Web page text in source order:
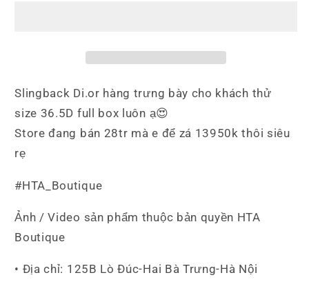
Slingback Di.or hàng trưng bày cho khách thử
size 36.5D full box luôn ạ😍
Store đang bán 28tr mà e để zá 13950k thôi siêu
rẹ
#HTA_Boutique
Ảnh / Video sản phẩm thuộc bản quyền HTA
Boutique
• Địa chỉ: 125B Lò Đúc-Hai Bà Trưng-Hà Nội